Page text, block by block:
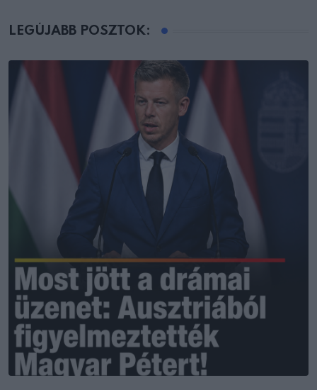
LEGÚJABB POSZTOK: